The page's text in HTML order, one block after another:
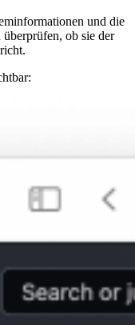
und die
ob sie der